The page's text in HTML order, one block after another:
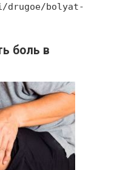
bolyat-
боль в